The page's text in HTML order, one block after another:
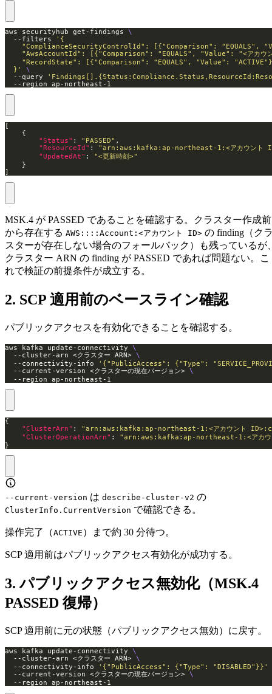
aws securityhub get-findings
  --filters
  }'
  --query
  --region ap-northeast-1
"Status" : "PASSED"
"ResourceId" : "arn:aws:kafka:ap-northeast-1:<アカウント
"UpdatedAt" : "<更新時刻>"
]
MSK.4 が PASSED であることを確認する。クラスター作成前
から存在する AWS::::Account:<アカウント ID> の finding（ク
スターが存在しない場合のフォールバック）も残っているが
クラスター ARN の finding が PASSED であれば問題ない。こ
れで検証の前提条件が成立する。
2. SCP 適用前のベースライン確認
パブリックアクセスを有効化できることを確認する。
aws kafka update-connectivity
  --cluster-arn <クラスター ARN>
  --connectivity-info
'{"PublicAccess": {"Type":
  --current-version <クラスターの現在バージョン>
  --region ap-northeast-1
"ClusterArn" : "arn:aws:kafka:ap-northeast-1:<アカウント
"ClusterOperationArn" : "arn:aws:kafka:ap-northeast-1:<アカ
}
--current-version は describe-cluster-v2 の
ClusterInfo.CurrentVersion で確認できる。
操作完了（ACTIVE ）まで約 30 分待つ。
SCP 適用前はパブリックアクセス有効化が成功する。
3. パブリックアクセス無効化（MSK.4
PASSED 復帰）
SCP 適用前に元の状態（パブリックアクセス無効）に戻す。
aws kafka update-connectivity
  --cluster-arn <クラスター ARN>
  --connectivity-info
'{"PublicAccess": {"Type": "DISABLED"}}'
  --current-version <クラスターの現在バージョン>
  --region ap-northeast-1